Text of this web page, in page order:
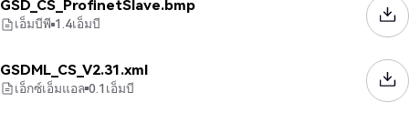
GSD_CS_ProfinetSlave.bmp
เอ็มบีพี 1.4เอ็มบี
GSDML_CS_V2.31.xml
เอ็กซ์เอ็มแอล 0.1เอ็มบี